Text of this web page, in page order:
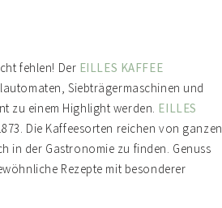
fehlen! Der EILLES KAFFEE
Siebträgermaschinen und
zu einem Highlight werden. EILLES
Die Kaffeesorten reichen von ganzen
in der Gastronomie zu finden. Genuss
Rezepte mit besonderer